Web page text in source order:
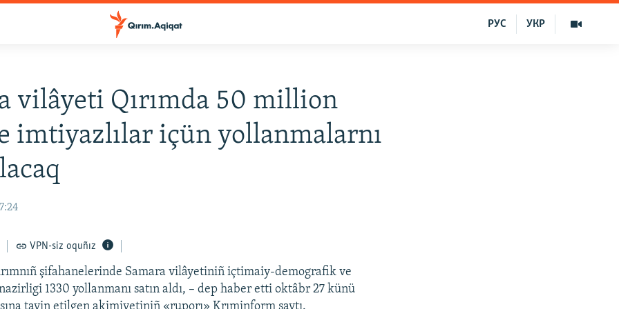
УКР
РУС
vilâyeti Qırımda 50 million
imtiyazlılar içün yollanmalarnı
VPN-siz oquñız
şifahanelerinde Samara vilâyetiniñ içtimaiy-demografik ve
1330 yollanmanı satın aldı, – dep haber etti oktâbr 27 künü